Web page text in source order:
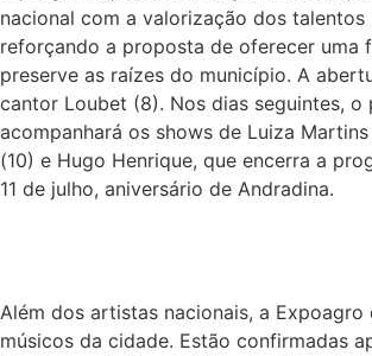
nacional com a valorização dos talentos
reforçando a proposta de oferecer uma
preserve as raízes do município. A
cantor Loubet (8). Nos dias seguintes, o
acompanhará os shows de Luiza Martins
(10) e Hugo Henrique, que encerra a
11 de julho, aniversário de Andradina.
Além dos artistas nacionais, a Expoagro
músicos da cidade. Estão confirmadas